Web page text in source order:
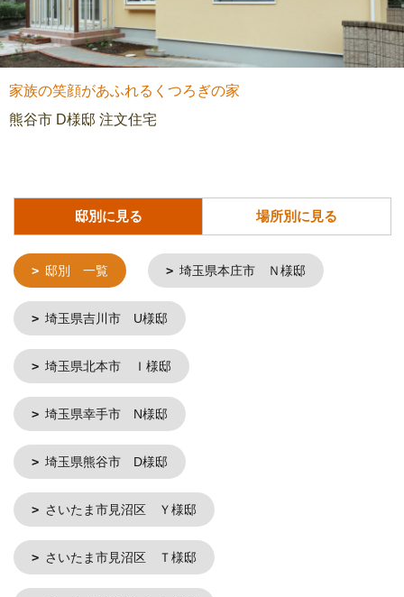
家族の笑顔があふれるくつろぎの家
熊谷市 D様邸 注文住宅
邸別に見る 場所別に見る
邸別 一覧 埼玉県本庄市 Ｎ様邸
埼玉県吉川市 U様邸
埼玉県北本市 Ｉ様邸
埼玉県幸手市 N様邸
埼玉県熊谷市 D様邸
さいたま市見沼区 Ｙ様邸
さいたま市見沼区 Ｔ様邸